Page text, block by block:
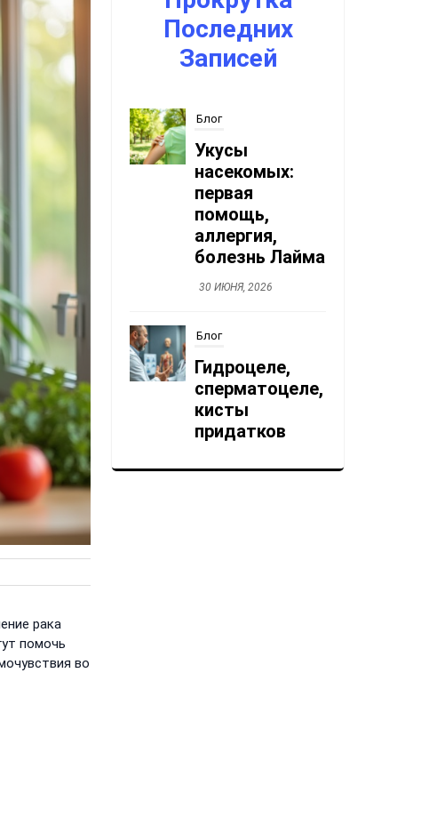
рака
помочь
во
Последних
Записей
насекомых:
первая
помощь,
Блог
Гидроцеле,
сперматоцеле,
кисты
Детская
стоматология:
лечение без
страха